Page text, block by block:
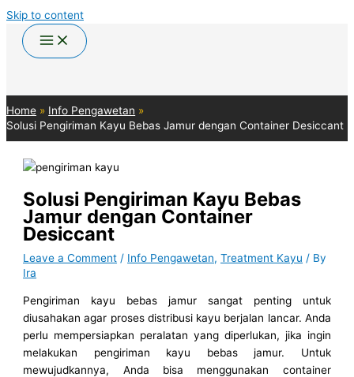
Skip to content
Home
Info Pengawetan
Solusi Pengiriman Kayu Bebas Jamur dengan Container Desiccant
Solusi Pengiriman Kayu Bebas
Jamur dengan Container
Desiccant
Leave a Comment / Info Pengawetan,Treatment Kayu / By
Ira
Pengiriman kayu bebas jamur sangat penting untuk
diusahakan agar proses distribusi kayu berjalan lancar. Anda
perlu mempersiapkan peralatan yang diperlukan, jika ingin
melakukan pengiriman kayu bebas jamur. Untuk
mewujudkannya, Anda bisa menggunakan container